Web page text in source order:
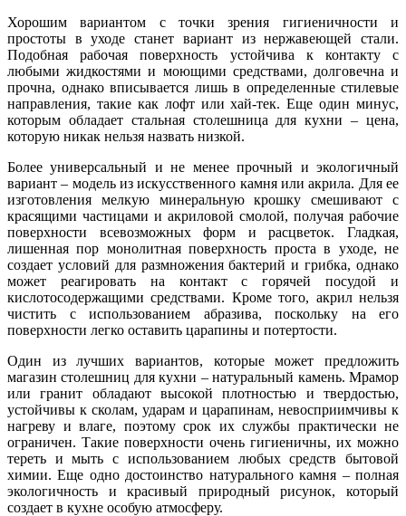
Хорошим вариантом с точки зрения гигиеничности и
простоты в уходе станет вариант из нержавеющей стали.
Подобная рабочая поверхность устойчива к контакту с
любыми жидкостями и моющими средствами, долговечна и
прочна, однако вписывается лишь в определенные стилевые
направления, такие как лофт или хай-тек. Еще один минус,
которым обладает стальная столешница для кухни – цена,
которую никак нельзя назвать низкой.
Более универсальный и не менее прочный и экологичный
вариант – модель из искусственного камня или акрила. Для ее
изготовления мелкую минеральную крошку смешивают с
красящими частицами и акриловой смолой, получая рабочие
поверхности всевозможных форм и расцветок. Гладкая,
лишенная пор монолитная поверхность проста в уходе, не
создает условий для размножения бактерий и грибка, однако
может реагировать на контакт с горячей посудой и
кислотосодержащими средствами. Кроме того, акрил нельзя
чистить с использованием абразива, поскольку на его
поверхности легко оставить царапины и потертости.
Один из лучших вариантов, которые может предложить
магазин столешниц для кухни – натуральный камень. Мрамор
или гранит обладают высокой плотностью и твердостью,
устойчивы к сколам, ударам и царапинам, невосприимчивы к
нагреву и влаге, поэтому срок их службы практически не
ограничен. Такие поверхности очень гигиеничны, их можно
тереть и мыть с использованием любых средств бытовой
химии. Еще одно достоинство натурального камня – полная
экологичность и красивый природный рисунок, который
создает в кухне особую атмосферу.